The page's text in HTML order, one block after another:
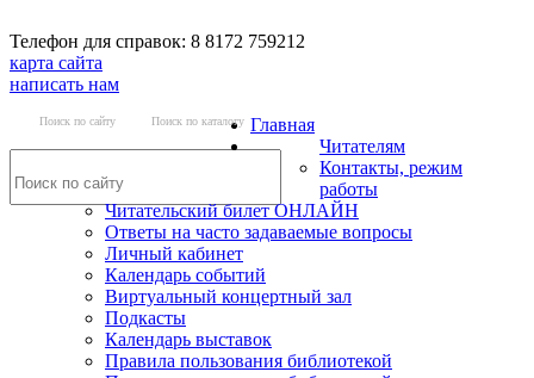
Телефон для справок: 8 8172 759212
карта сайта
написать нам
Поиск по сайту Поиск по каталогу Главная
Читателям
Контакты, режим
работы
Читательский билет ОНЛАЙН
Ответы на часто задаваемые вопросы
Личный кабинет
Календарь событий
Виртуальный концертный зал
Подкасты
Календарь выставок
Правила пользования библиотекой